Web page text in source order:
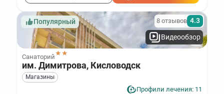
Популярный
Видеообзор
Санаторий★★
8 отзывов 4.3
им. Димитрова, Кисловодск
Магазины
Профили лечения: 11